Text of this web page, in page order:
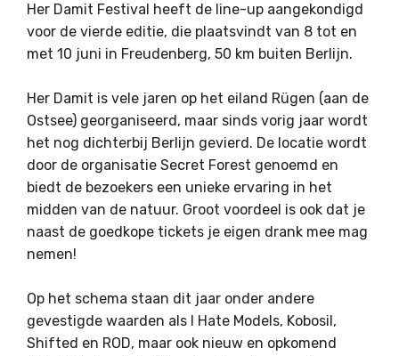
Her Damit Festival heeft de line-up aangekondigd
voor de vierde editie, die plaatsvindt van 8 tot en
met 10 juni in Freudenberg, 50 km buiten Berlijn.
Her Damit is vele jaren op het eiland Rügen (aan de
Ostsee) georganiseerd, maar sinds vorig jaar wordt
het nog dichterbij Berlijn gevierd. De locatie wordt
door de organisatie Secret Forest genoemd en
biedt de bezoekers een unieke ervaring in het
midden van de natuur. Groot voordeel is ook dat je
naast de goedkope tickets je eigen drank mee mag
nemen!
Op het schema staan ​​dit jaar onder andere
gevestigde waarden als I Hate Models, Kobosil,
Shifted en ROD, maar ook nieuw en opkomend